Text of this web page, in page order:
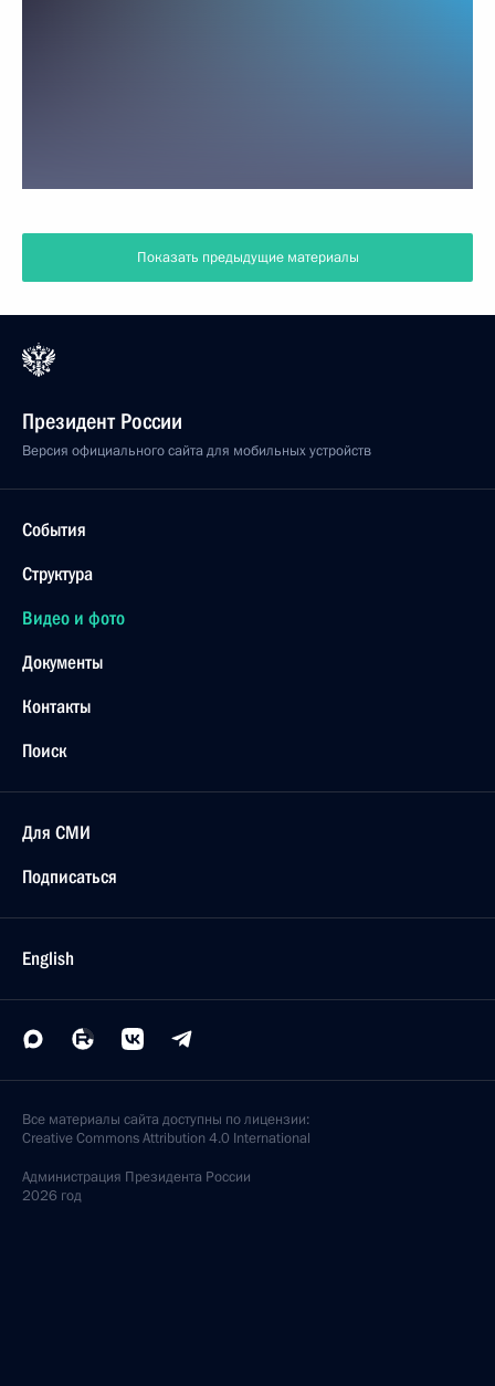
Показать предыдущие материалы
Президент России
Версия официального сайта для мобильных устройств
События
Структура
Видео и фото
Документы
Контакты
Поиск
Для СМИ
Подписаться
English
Все материалы сайта доступны по лицензии:
Creative Commons Attribution 4.0 International
Администрация Президента России
2026 год